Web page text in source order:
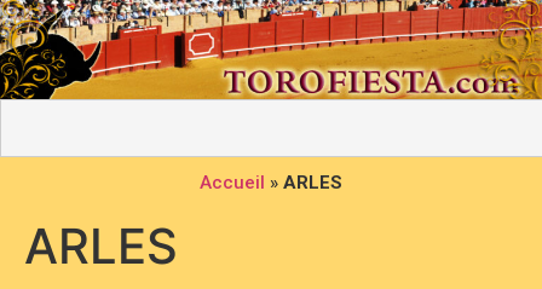
Accueil » ARLES
ARLES